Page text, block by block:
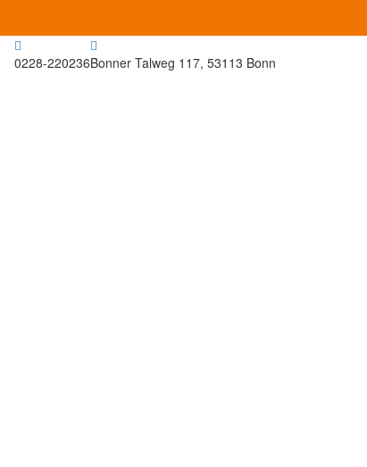
Bonner Talweg 117, 53113 Bonn
0228-220236